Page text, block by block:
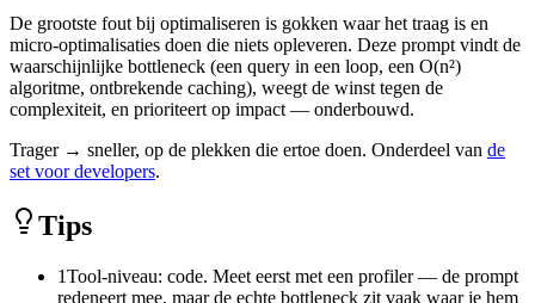
De grootste fout bij optimaliseren is gokken waar het traag is en
micro-optimalisaties doen die niets opleveren. Deze prompt vindt de
waarschijnlijke bottleneck (een query in een loop, een O(n²)
algoritme, ontbrekende caching), weegt de winst tegen de
complexiteit, en prioriteert op impact — onderbouwd.
Trager → sneller, op de plekken die ertoe doen. Onderdeel van de
set voor developers.
Tips
1Tool-niveau: code. Meet eerst met een profiler — de prompt
redeneert mee, maar de echte bottleneck zit vaak waar je hem